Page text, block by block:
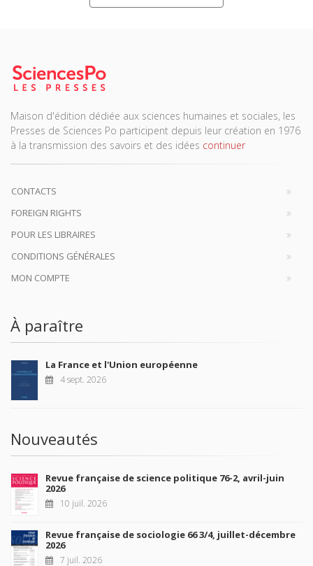
Maison d'édition dédiée aux sciences humaines et sociales, les
Presses de Sciences Po participent depuis leur création en 1976
à la transmission des savoirs et des idées continuer
CONTACTS
FOREIGN RIGHTS
POUR LES LIBRAIRES
CONDITIONS GÉNÉRALES
MON COMPTE
À paraître
La France et l'Union européenne
4 sept. 2026
Nouveautés
Revue française de science politique 76-2, avril-juin
2026
10 juil. 2026
Revue française de sociologie 66 3/4, juillet-décembre
2026
7 juil. 2026